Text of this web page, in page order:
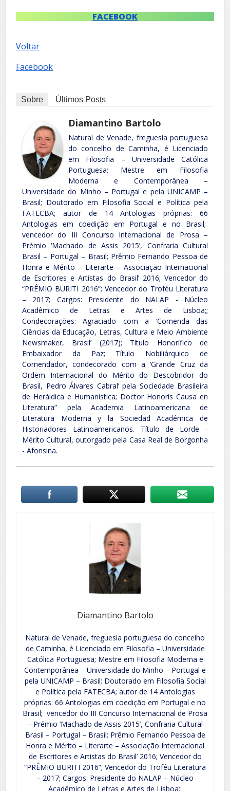
FACEBOOK
Voltar
Facebook
Sobre Últimos Posts
Diamantino Bartolo
Natural de Venade, freguesia portuguesa
do concelho de Caminha, é Licenciado
em Filosofia – Universidade Católica
Portuguesa; Mestre em Filosofia
Moderna e Contemporânea –
Universidade do Minho – Portugal e pela UNICAMP –
Brasil; Doutorado em Filosofia Social e Política pela
FATECBA; autor de 14 Antologias próprias: 66
Antologias em coedição em Portugal e no Brasil;
vencedor do III Concurso Internacional de Prosa –
Prémio ‘Machado de Assis 2015’, Confraria Cultural
Brasil – Portugal – Brasil; Prêmio Fernando Pessoa de
Honra e Mérito – Literarte – Associação Internacional
de Escritores e Artistas do Brasil’ 2016; Vencedor do
“PRÊMIO BURITI 2016”; Vencedor do Troféu Literatura
– 2017; Cargos: Presidente do NALAP - Núcleo
Acadêmico de Letras e Artes de Lisboa;;
Condecorações: Agraciado com a ‘Comenda das
Ciências da Educação, Letras, Cultura e Meio Ambiente
Newsmaker, Brasil’ (2017); Título Honorífico de
Embaixador da Paz; Título Nobiliárquico de
Comendador, condecorado com a ‘Grande Cruz da
Ordem Internacional do Mérito do Descobridor do
Brasil, Pedro Álvares Cabral’ pela Sociedade Brasileira
de Heráldica e Humanística; Doctor Honoris Causa en
Literatura” pela Academia Latinoamericana de
Literatura Moderna y la Sociedad Académica de
Historiadores Latinoamericanos. Título de Lorde -
Mérito Cultural, outorgado pela Casa Real de Borgonha
- Afonsina.
Diamantino Bartolo
Natural de Venade, freguesia portuguesa do concelho
de Caminha, é Licenciado em Filosofia – Universidade
Católica Portuguesa; Mestre em Filosofia Moderna e
Contemporânea – Universidade do Minho – Portugal e
pela UNICAMP – Brasil; Doutorado em Filosofia Social
e Política pela FATECBA; autor de 14 Antologias
próprias: 66 Antologias em coedição em Portugal e no
Brasil; vencedor do III Concurso Internacional de Prosa
– Prémio ‘Machado de Assis 2015’, Confraria Cultural
Brasil – Portugal – Brasil; Prêmio Fernando Pessoa de
Honra e Mérito – Literarte – Associação Internacional
de Escritores e Artistas do Brasil’ 2016; Vencedor do
“PRÊMIO BURITI 2016”; Vencedor do Troféu Literatura
– 2017; Cargos: Presidente do NALAP – Núcleo
Acadêmico de Letras e Artes de Lisboa;;